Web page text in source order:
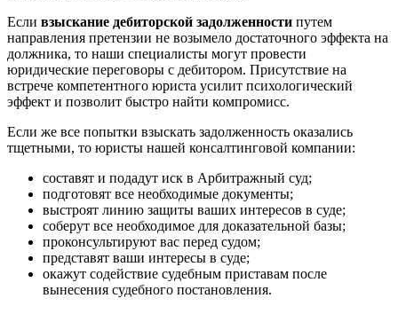
Если взыскание дебиторской задолженности путем
направления претензии не возымело достаточного эффекта на
должника, то наши специалисты могут провести
юридические переговоры с дебитором. Присутствие на
встрече компетентного юриста усилит психологический
эффект и позволит быстро найти компромисс.
Если же все попытки взыскать задолженность оказались
тщетными, то юристы нашей консалтинговой компании:
составят и подадут иск в Арбитражный суд;
подготовят все необходимые документы;
выстроят линию защиты ваших интересов в суде;
соберут все необходимое для доказательной базы;
проконсультируют вас перед судом;
представят ваши интересы в суде;
окажут содействие судебным приставам после
вынесения судебного постановления.